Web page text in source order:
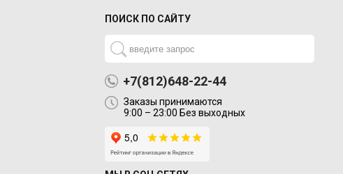
ПОИСК ПО САЙТУ
+7(812)648-22-44
Заказы принимаются
9:00 – 23:00 Без выходных